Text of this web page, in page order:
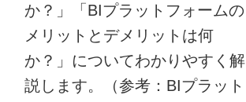
か？」「BIプラットフォームの
メリットとデメリットは何
か？」についてわかりやすく解
説します。（参考：BIプラット